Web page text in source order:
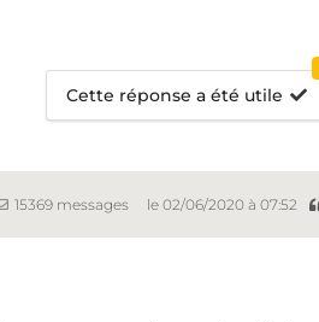
Cette réponse a été utile
15369 messages le 02/06/2020 à 07:52